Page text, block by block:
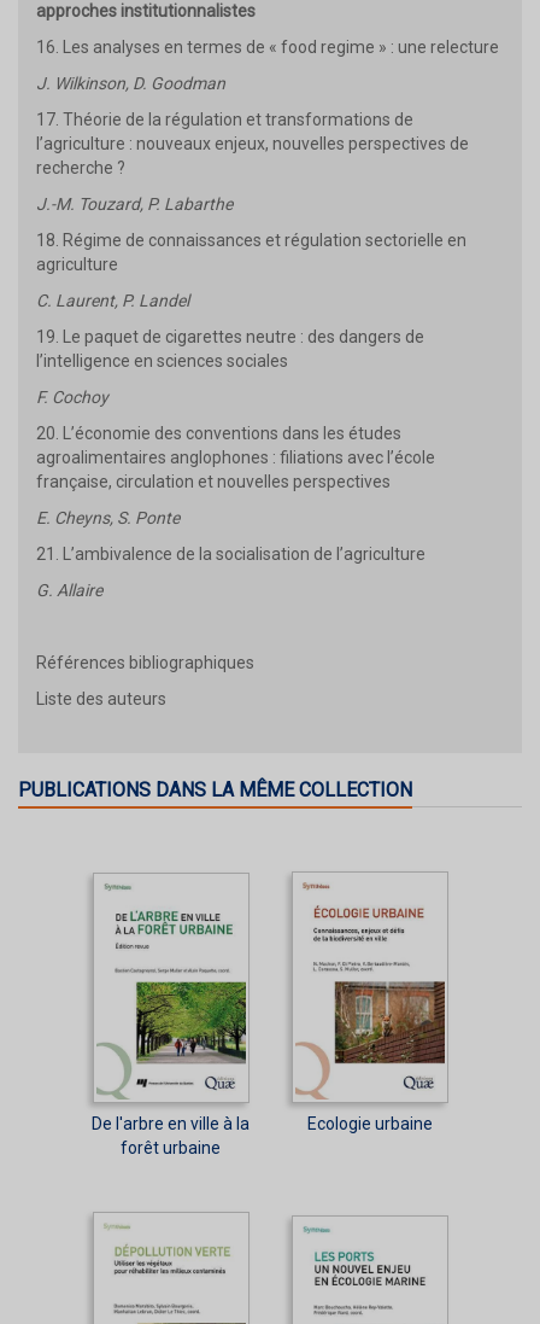
approches institutionnalistes
16. Les analyses en termes de « food regime » : une relecture
J. Wilkinson, D. Goodman
17. Théorie de la régulation et transformations de
l’agriculture : nouveaux enjeux, nouvelles perspectives de
recherche ?
J.-M. Touzard, P. Labarthe
18. Régime de connaissances et régulation sectorielle en
agriculture
C. Laurent, P. Landel
19. Le paquet de cigarettes neutre : des dangers de
l’intelligence en sciences sociales
F. Cochoy
20. L’économie des conventions dans les études
agroalimentaires anglophones : filiations avec l’école
française, circulation et nouvelles perspectives
E. Cheyns, S. Ponte
21. L’ambivalence de la socialisation de l’agriculture
G. Allaire
Références bibliographiques
Liste des auteurs
PUBLICATIONS DANS LA MÊME COLLECTION
De l'arbre en ville à la
forêt urbaine
Ecologie urbaine